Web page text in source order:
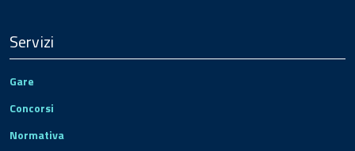
Servizi
Gare
Concorsi
Normativa